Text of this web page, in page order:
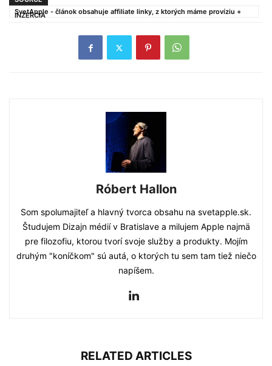
SvetApple - článok obsahuje affiliate linky, z ktorých máme províziu +
INZERCIA
Róbert Hallon
Som spolumajiteľ a hlavný tvorca obsahu na svetapple.sk.
Študujem Dizajn médií v Bratislave a milujem Apple najmä
pre filozofiu, ktorou tvorí svoje služby a produkty. Mojím
druhým "koníčkom" sú autá, o ktorých tu sem tam tiež niečo
napíšem.
RELATED ARTICLES